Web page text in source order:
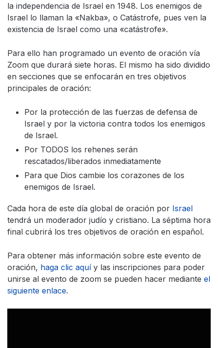
la independencia de Israel en 1948. Los enemigos de
Israel lo llaman la «Nakba», o Catástrofe, pues ven la
existencia de Israel como una «catástrofe».
Para ello han programado un evento de oración vía
Zoom que durará siete horas. El mismo ha sido dividido
en secciones que se enfocarán en tres objetivos
principales de oración:
Por la protección de las fuerzas de defensa de
Israel y por la victoria contra todos los enemigos
de Israel.
Por TODOS los rehenes serán
rescatados/liberados inmediatamente
Para que Dios cambie los corazones de los
enemigos de Israel.
Cada hora de este día global de oración por Israel
tendrá un moderador judío y cristiano. La séptima hora
final cubrirá los tres objetivos de oración en español.
Para obtener más información sobre este evento de
oración, haga clic aquíy las inscripciones para poder
unirse al evento de zoom se pueden hacer mediante el
siguiente enlace.